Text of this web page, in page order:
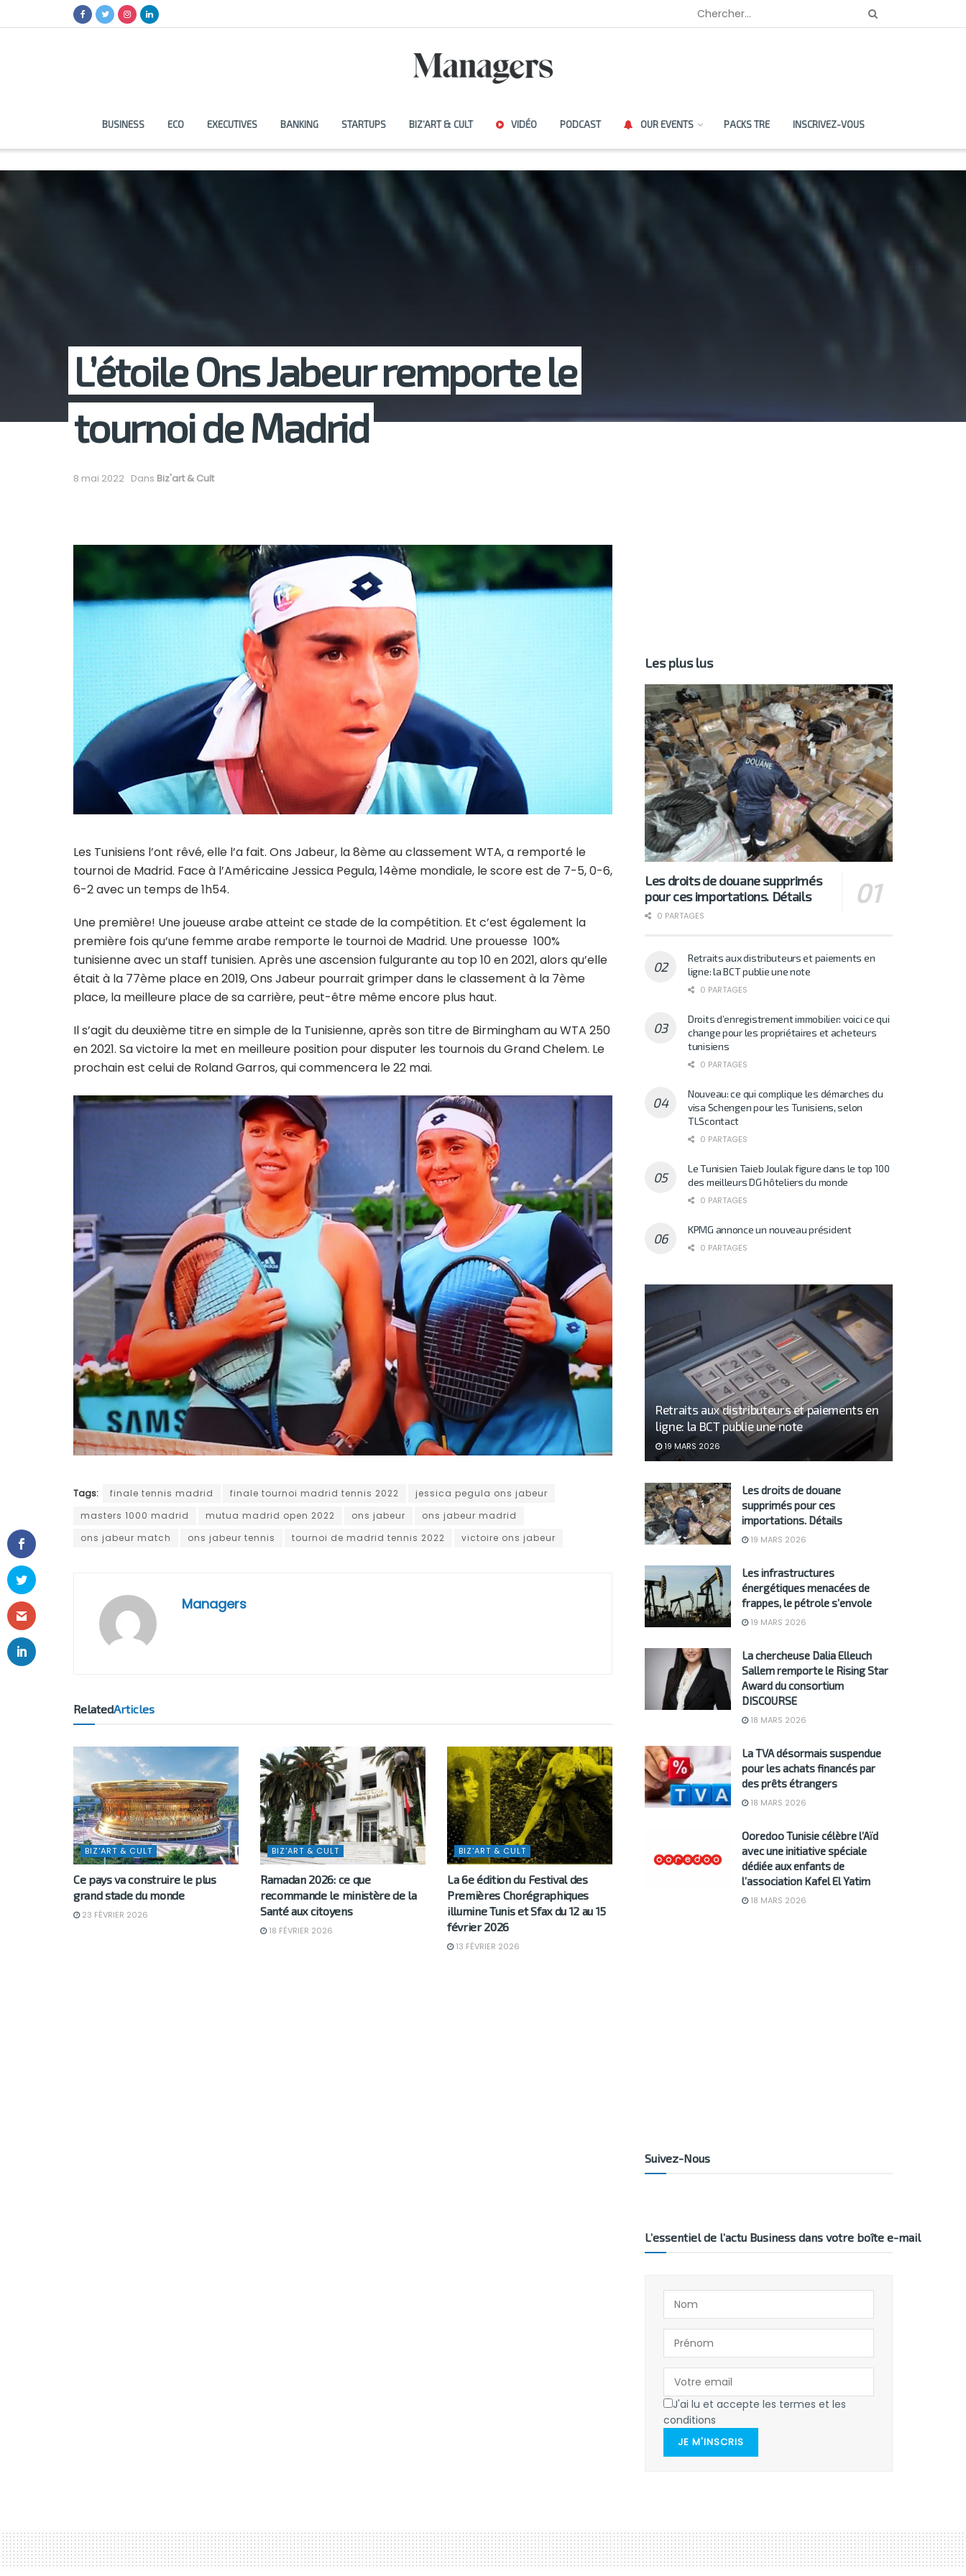
BUSINESS ECO EXECUTIVES BANKING STARTUPS BIZ’ART & CULT VIDÉO PODCAST OUR EVENTS PACKS TRE INSCRIVEZ-VOUS
L’étoile Ons Jabeur remporte le
tournoi de Madrid
8 mai 2022 Dans Biz'art & Cult
Les Tunisiens l’ont rêvé, elle l’a fait. Ons Jabeur, la 8ème au classement WTA, a remporté le
tournoi de Madrid. Face à l’Américaine Jessica Pegula, 14ème mondiale, le score est de 7-5, 0-6,
6-2 avec un temps de 1h54.
Une première! Une joueuse arabe atteint ce stade de la compétition. Et c’est également la
première fois qu’une femme arabe remporte le tournoi de Madrid. Une prouesse 100%
tunisienne avec un staff tunisien. Après une ascension fulgurante au top 10 en 2021, alors qu’elle
était à la 77ème place en 2019, Ons Jabeur pourrait grimper dans le classement à la 7ème
place, la meilleure place de sa carrière, peut-être même encore plus haut.
Il s’agit du deuxième titre en simple de la Tunisienne, après son titre de Birmingham au WTA 250
en 2021. Sa victoire la met en meilleure position pour disputer les tournois du Grand Chelem. Le
prochain est celui de Roland Garros, qui commencera le 22 mai.
Tags: finale tennis madrid finale tournoi madrid tennis 2022
jessica pegula ons jabeur
masters 1000 madrid
mutua madrid open 2022 ons jabeur
ons jabeur madrid
ons jabeur match
ons jabeur tennis tournoi de madrid tennis 2022 victoire ons jabeur
Managers
RelatedArticles
BIZ'ART & CULT
Ce pays va construire le plus
grand stade du monde
23 FÉVRIER 2026
BIZ'ART & CULT
Ramadan 2026: ce que
recommande le ministère de la
Santé aux citoyens
18 FÉVRIER 2026
BIZ'ART & CULT
La 6e édition du Festival des
Premières Chorégraphiques
illumine Tunis et Sfax du 12 au 15
février 2026
13 FÉVRIER 2026
Les plus lus
Les droits de douane supprimés
pour ces importations. Détails
0 PARTAGES
Retraits aux distributeurs et paiements en
ligne: la BCT publie une note
0 PARTAGES
Droits d’enregistrement immobilier: voici ce qui
change pour les propriétaires et acheteurs
tunisiens
0 PARTAGES
Nouveau: ce qui complique les démarches du
visa Schengen pour les Tunisiens, selon
TLScontact
0 PARTAGES
Le Tunisien Taieb Joulak figure dans le top 100
des meilleurs DG hôteliers du monde
0 PARTAGES
KPMG annonce un nouveau président
0 PARTAGES
Retraits aux distributeurs et paiements en
ligne: la BCT publie une note
19 MARS 2026
Les droits de douane
supprimés pour ces
importations. Détails
19 MARS 2026
Les infrastructures
énergétiques menacées de
frappes, le pétrole s’envole
19 MARS 2026
La chercheuse Dalia Elleuch
Sallem remporte le Rising Star
Award du consortium
DISCOURSE
18 MARS 2026
La TVA désormais suspendue
pour les achats financés par
des prêts étrangers
18 MARS 2026
Ooredoo Tunisie célèbre l’Aïd
avec une initiative spéciale
dédiée aux enfants de
l’association Kafel El Yatim
18 MARS 2026
Suivez-Nous
L’essentiel de l’actu Business dans votre boîte e-mail
J'ai lu et accepte les termes et les
conditions
JE M'INSCRIS